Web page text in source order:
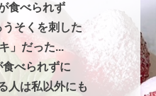
食べられず
そくを刺した
」だった...
べられずに
人は私以外にも